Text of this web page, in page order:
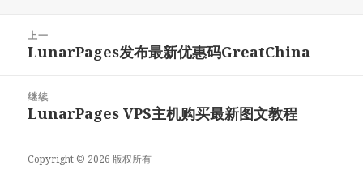
上一
上
文
章：
LunarPages发布最新优惠码GreatChina
继续
下
文
LunarPages VPS主机购买最新图文教程
Copyright © 2026 版权所有